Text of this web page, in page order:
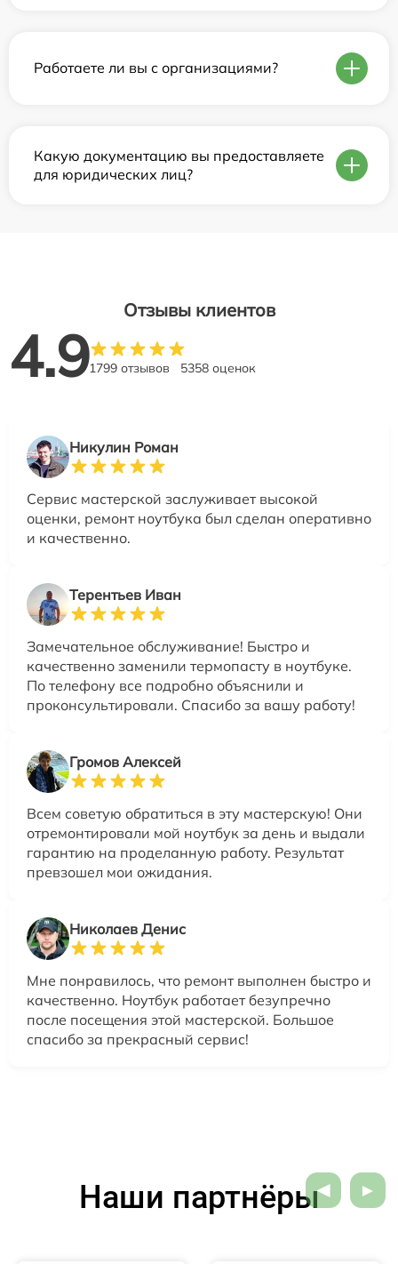
Работаете ли вы с организациями?
Какую документацию вы предоставляете
для юридических лиц?
Отзывы клиентов
4.91799 отзывов 5358 оценок
Никулин Роман
Сервис мастерской заслуживает высокой
оценки, ремонт ноутбука был сделан оперативно
и качественно.
Терентьев Иван
Замечательное обслуживание! Быстро и
качественно заменили термопасту в ноутбуке.
По телефону все подробно объяснили и
проконсультировали. Спасибо за вашу работу!
Громов Алексей
Всем советую обратиться в эту мастерскую! Они
отремонтировали мой ноутбук за день и выдали
гарантию на проделанную работу. Результат
превзошел мои ожидания.
Николаев Денис
Мне понравилось, что ремонт выполнен быстро и
качественно. Ноутбук работает безупречно
после посещения этой мастерской. Большое
спасибо за прекрасный сервис!
Наши партнёры